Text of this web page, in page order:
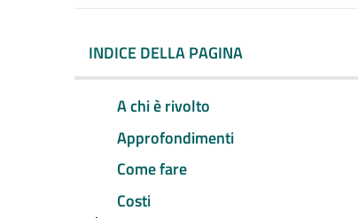
INDICE DELLA PAGINA
A chi è rivolto
Approfondimenti
Come fare
Costi